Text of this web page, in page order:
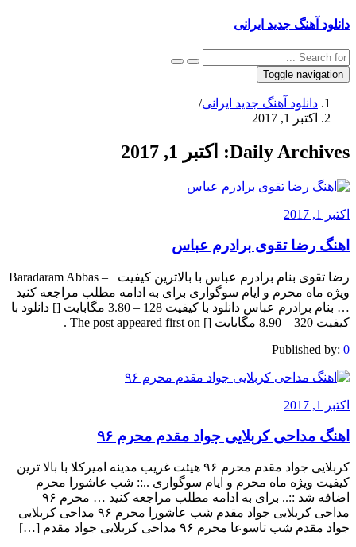
دانلود آهنگ جدید ایرانی
Toggle navigation
دانلود آهنگ جدید ایرانی/
اکتبر 1, 2017
Daily Archives: اکتبر 1, 2017
اکتبر 1, 2017
اهنگ رضا تقوی برادرم عباس
رضا تقوی بنام برادرم عباس با بالاترین کیفیت – Baradaram Abbas
ویژه ماه محرم و ایام سوگواری برای به ادامه مطلب مراجعه کنید
… بنام برادرم عباس دانلود با کیفیت 128 – 3.80 مگابایت [] دانلود با
کیفیت 320 – 8.90 مگابایت [] The post appeared first on .
Published by: 0
اکتبر 1, 2017
اهنگ مداحی کربلایی جواد مقدم محرم ۹۶
کربلایی جواد مقدم محرم ۹۶ هیئت غریب مدینه امیرکلا با بالا ترین
کیفیت ویژه ماه محرم و ایام سوگواری ..:: شب عاشورا محرم
اضافه شد ::.. برای به ادامه مطلب مراجعه کنید … محرم ۹۶
مداحی کربلایی جواد مقدم شب عاشورا محرم ۹۶ مداحی کربلایی
جواد مقدم شب تاسوعا محرم ۹۶ مداحی کربلایی جواد مقدم […]